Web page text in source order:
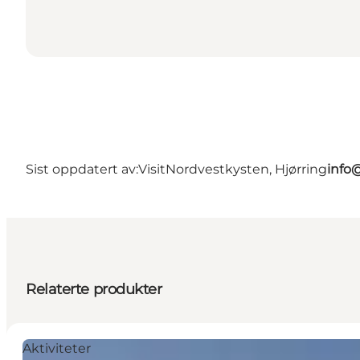
Sist oppdatert av:VisitNordvestkysten, Hjørring
Relaterte produkter
Aktiviteter